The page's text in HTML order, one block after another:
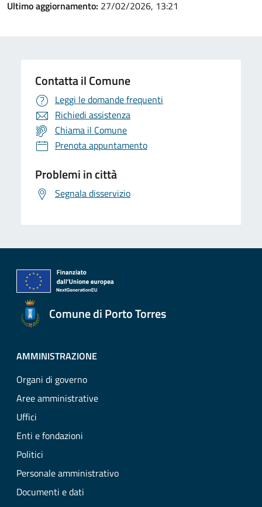
Ultimo aggiornamento: 27/02/2026, 13:21
Contatta il Comune
Leggi le domande frequenti
Richiedi assistenza
Chiama il Comune
Prenota appuntamento
Problemi in città
Segnala disservizio
Comune di Porto Torres
AMMINISTRAZIONE
Organi di governo
Aree amministrative
Uffici
Enti e fondazioni
Politici
Personale amministrativo
Documenti e dati